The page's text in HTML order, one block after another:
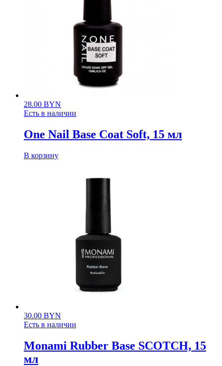
28.00 BYN
Есть в наличии
One Nail Base Coat Soft, 15 мл
В корзину
30.00 BYN
Есть в наличии
Monami Rubber Base SCOTCH, 15
мл